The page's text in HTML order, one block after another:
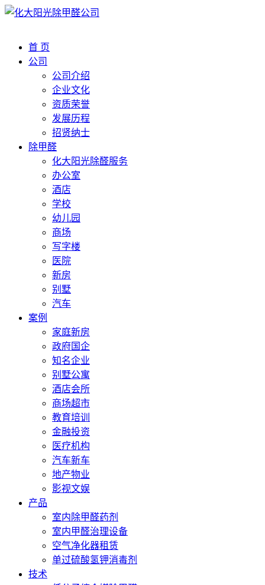
首 页
公司
公司介绍
企业文化
资质荣誉
发展历程
招贤纳士
除甲醛
化大阳光除醛服务
办公室
酒店
学校
幼儿园
商场
写字楼
医院
新房
别墅
汽车
案例
家庭新房
政府国企
知名企业
别墅公寓
酒店会所
商场超市
教育培训
金融投资
医疗机构
汽车新车
地产物业
影视文娱
产品
室内除甲醛药剂
室内甲醛治理设备
空气净化器租赁
单过硫酸氢钾消毒剂
技术